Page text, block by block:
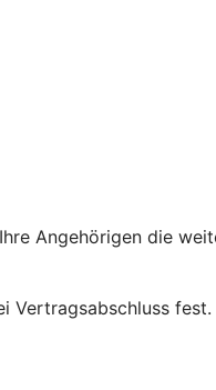
Angehörigen die
Vertragsabschluss